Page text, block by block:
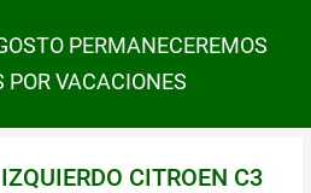
PERMANECEREMOS
POR VACACIONES
CITROEN C3